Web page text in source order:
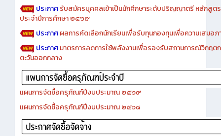
ประกาศรับสมัครบุคคลเข้าเป็นนักศึกษาระดับปริญญาตรี หลักสูต
ประจำปีการศึกษา ๒๕๖๙
ประกาศผลการคัดเลือกนักเรียนเพื่อรับทุนกองทุนเพื่อความเสมอ
ประกาศมาตรการลดการใช้พลังงานเพื่อรองรับสถานการณ์วิกฤ
ตะวันออกกลาง
แผนการจัดซื้อครุภัณฑ์ปีงบประมาณ ๒๕๖๙
แผนการจัดซื้อครุภัณฑ์ปีงบประมาณ ๒๕๖๘